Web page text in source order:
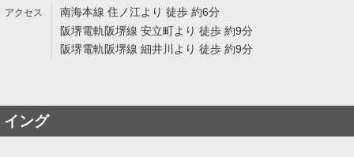
南海本線 住ノ江より 徒歩 約6分
阪堺電軌阪堺線 安立町より 徒歩 約9分
阪堺電軌阪堺線 細井川より 徒歩 約9分
イング